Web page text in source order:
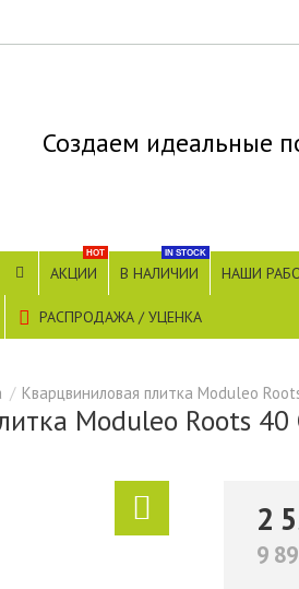
Создаем идеальные
АКЦИИ
HOT
В НАЛИЧИИ
IN STOCK
НАШИ
РАСПРОДАЖА / УЦЕНКА
Кварцвиниловая плитка Moduleo
Moduleo Roots
2
9